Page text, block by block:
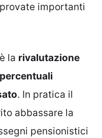
importanti
la rivalutazione
. In pratica il
abbassare la
pensionistici